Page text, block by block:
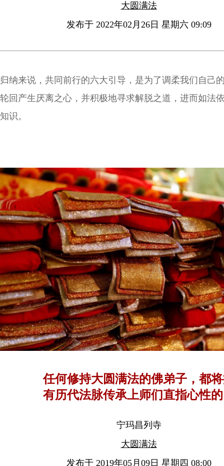
大圆满法
发布于 2022年02月26日 星期六 09:09
归纳来说，共同前行的六大引导，是为了调柔我们自己
轮回产生厌离之心，并积极地寻求解脱之道，进而如法
知识。
任何修持大圆满法的佛弟子，都
有历代法脉传承上师们直指心性
宁玛昌列寺
大圆满法
发布于 2019年05月09日 星期四 08:00